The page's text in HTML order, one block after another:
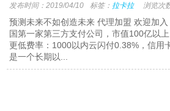
发布时间：2019/04/10 标签： 拉卡拉 浏览次
预测未来不如创造未来 代理加盟 欢迎加
国第一家第三方支付公司，市值100亿以
更低费率：1000以内云闪付0.38%，信用
是一个长期以...